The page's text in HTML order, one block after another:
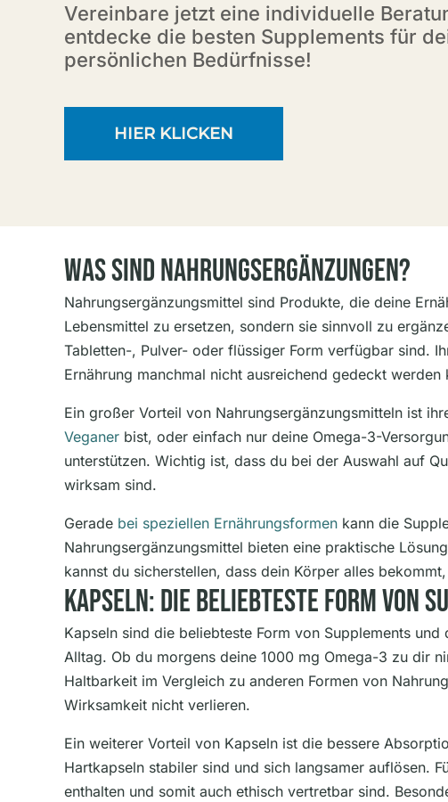
Vereinbare jetzt eine individuelle
entdecke die besten Supplements für
persönlichen Bedürfnisse!
HIER KLICKEN
Was Sind Nahrungsergänzungen?
Nahrungsergänzungsmittel sind Produkte, die deine
Lebensmittel zu ersetzen, sondern sie sinnvoll zu
Tabletten-, Pulver- oder flüssiger Form verfügbar sind.
Ernährung manchmal nicht ausreichend gedeckt werden
Ein großer Vorteil von Nahrungsergänzungsmitteln ist
Veganer bist, oder einfach nur deine Omega-3-
unterstützen. Wichtig ist, dass du bei der Auswahl auf
wirksam sind.
Gerade bei speziellen Ernährungsformen kann die
Nahrungsergänzungsmittel bieten eine praktische
kannst du sicherstellen, dass dein Körper alles
Kapseln: Die Beliebteste Form Von
Kapseln sind die beliebteste Form von Supplements
Alltag. Ob du morgens deine 1000 mg Omega-3 zu dir
Haltbarkeit im Vergleich zu anderen Formen von
Wirksamkeit nicht verlieren.
Ein weiterer Vorteil von Kapseln ist die bessere
Hartkapseln stabiler sind und sich langsamer auflösen.
enthalten und somit auch ethisch vertretbar sind.